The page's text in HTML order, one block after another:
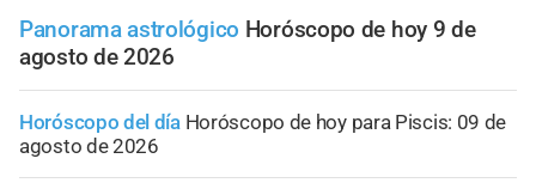
Panorama astrológico Horóscopo de hoy 9 de
agosto de 2026
Horóscopo del día Horóscopo de hoy para Piscis: 09 de
agosto de 2026